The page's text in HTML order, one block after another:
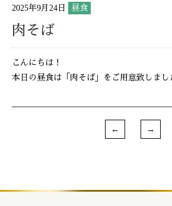
2025年9月24日 昼食
肉そば
こんにちは！
本日の昼食は「肉そば」をご用意致しまし